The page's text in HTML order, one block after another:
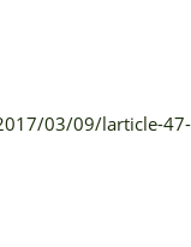
03/09/larticle-47-